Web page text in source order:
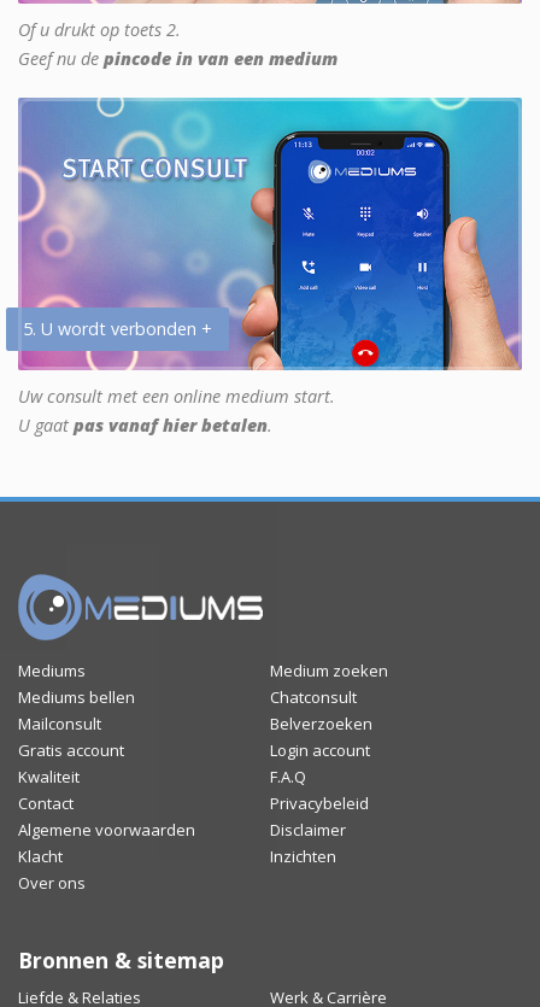
Of u drukt op toets 2.
Geef nu de pincode in van een medium
5. U wordt verbonden +
Uw consult met een online medium start.
U gaat pas vanaf hier betalen.
Mediums
Medium zoeken
Mediums bellen
Chatconsult
Mailconsult
Belverzoeken
Gratis account
Login account
Kwaliteit
F.A.Q
Contact
Privacybeleid
Algemene voorwaarden
Disclaimer
Klacht
Inzichten
Over ons
Bronnen & sitemap
Liefde & Relaties Werk & Carrière